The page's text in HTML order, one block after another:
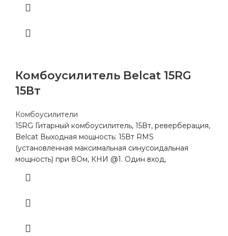
Комбоусилитель Belcat 15RG
15Вт
Комбоусилители
15RG Гитарный комбоусилитель, 15Вт, реверберация,
Belcat Выходная мощность: 15Вт RMS
(установленная максимальная синусоидальная
мощность) при 8Ом, КНИ @1. Один вход,